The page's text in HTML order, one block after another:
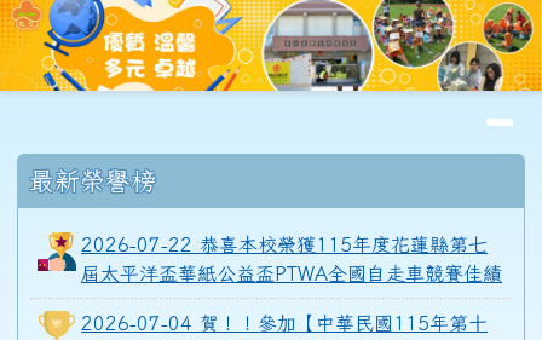
上中區域內容
最新榮譽榜
2026-07-22 恭喜本校榮獲115年度花蓮縣第七
屆太平洋盃華紙公益盃PTWA全國自走車競賽佳績
2026-07-04 賀！！參加【中華民國115年第十
頁尾區域